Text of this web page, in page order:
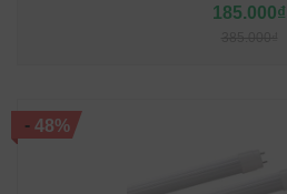
185.000₫
-48%